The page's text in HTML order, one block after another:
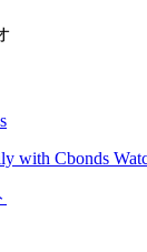
with Cbonds